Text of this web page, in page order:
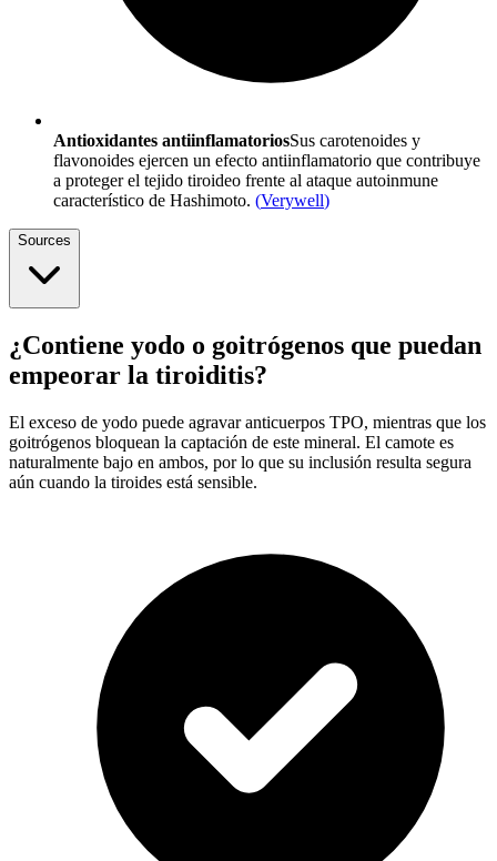
Antioxidantes antiinflamatoriosSus carotenoides y
flavonoides ejercen un efecto antiinflamatorio que contribuye
a proteger el tejido tiroideo frente al ataque autoinmune
característico de Hashimoto. (Verywell)
Sources
¿Contiene yodo o goitrógenos que puedan
empeorar la tiroiditis?
El exceso de yodo puede agravar anticuerpos TPO, mientras que los
goitrógenos bloquean la captación de este mineral. El camote es
naturalmente bajo en ambos, por lo que su inclusión resulta segura
aún cuando la tiroides está sensible.